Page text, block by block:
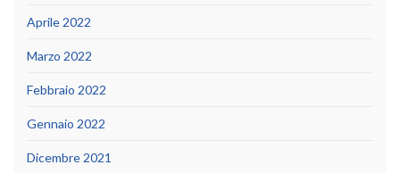
Aprile 2022
Marzo 2022
Febbraio 2022
Gennaio 2022
Dicembre 2021